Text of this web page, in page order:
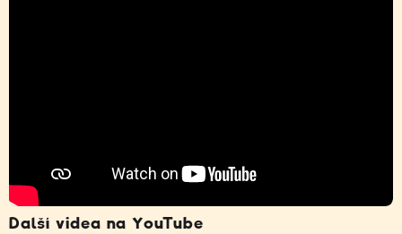
Další videa na YouTube